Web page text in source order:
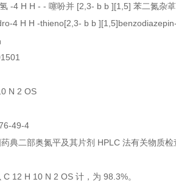
-4 H H - - 噻吩并 [2,3- b b ][1,5] 苯二氮杂䓬
4 H H -thieno[2,3- b b
N 2 OS
49-4
药典二部奥氮平及其片剂 HPLC 法有关物质检
C 12 H 10 N 2 OS 计，为 98.3%。